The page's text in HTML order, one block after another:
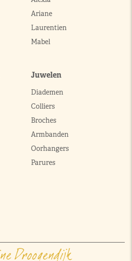
Ariane
Laurentien
Mabel
Juwelen
Diademen
Colliers
Broches
Armbanden
Oorhangers
Parures